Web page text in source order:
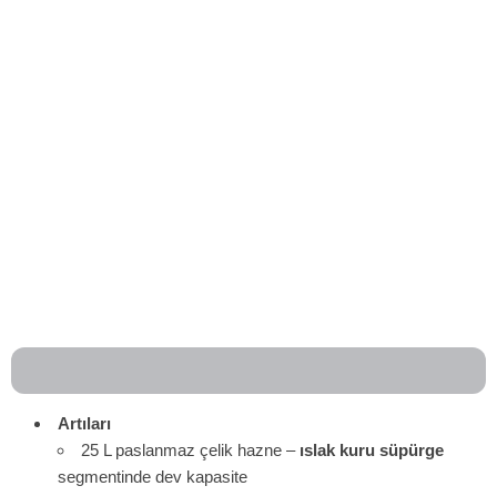
Artıları
25 L paslanmaz çelik hazne – ıslak kuru süpürge
segmentinde dev kapasite